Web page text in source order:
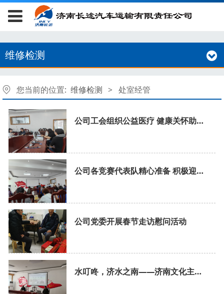
维修检测
您当前的位置: 维修检测 > 处室经管
公司工会组织公益医疗 健康关怀助力企业发展
公司各竞赛代表队精心准备 积极迎战安全生产知识业务比赛
公司党委开展春节走访慰问活动
水叮咚，济水之南——济南文化主题分享